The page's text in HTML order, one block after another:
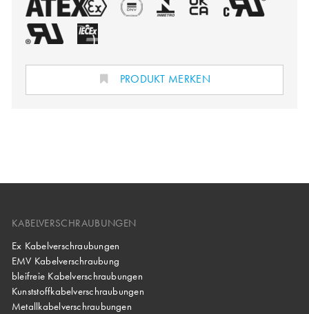
PRODUKT MERKEN
KABELVERSCHRAUBUNGEN
Ex Kabelverschraubungen
EMV Kabelverschraubung
bleifreie Kabelverschraubungen
Kunststoffkabelverschraubungen
Metallkabelverschraubungen